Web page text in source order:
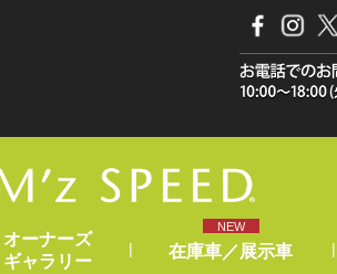
オーナーズ
ギャラリー
|
NEW
在庫車／展示車 |